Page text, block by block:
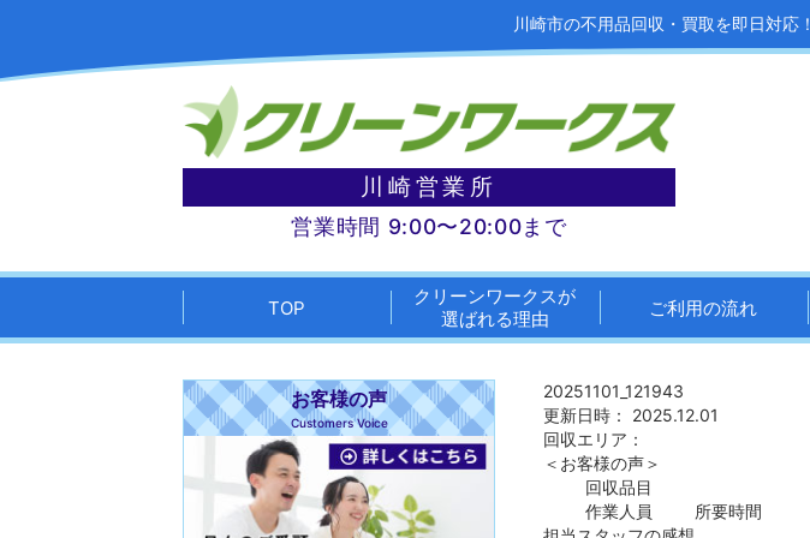
川崎市の不用品回収・買取を即日対応！
川崎営業所
営業時間 9:00〜20:00まで
TOP
クリーンワークスが
選ばれる理由
ご利用の流れ
20251101_121943
更新日時： 2025.12.01
回収エリア：
＜お客様の声＞
回収品目
作業人員
所要時間
お客様の声
Customers Voice